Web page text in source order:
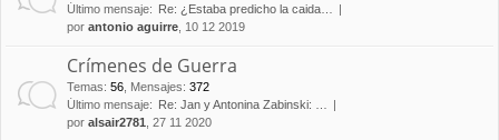
Último mensaje:
Re: ¿Estaba predicho la caida…
por antonio aguirre , 10 12 2019
Crímenes de Guerra
Temas: 56 Mensajes: 372
Último mensaje:
Re: Jan y Antonina Zabinski: …
por alsair2781 , 27 11 2020